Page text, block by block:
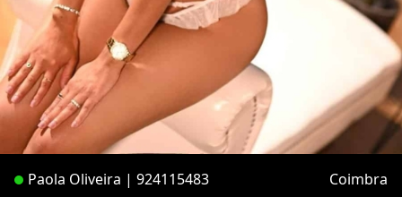
Paola Oliveira | 924115483 Coimbra